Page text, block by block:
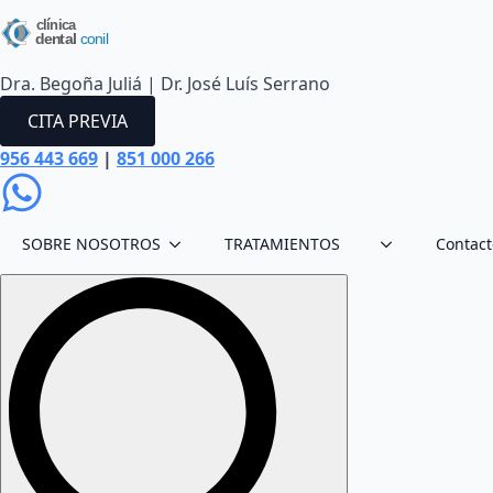
Dra. Begoña Juliá | Dr. José Luís Serrano
CITA PREVIA
956 443 669 | 851 000 266
SOBRE NOSOTROS TRATAMIENTOS